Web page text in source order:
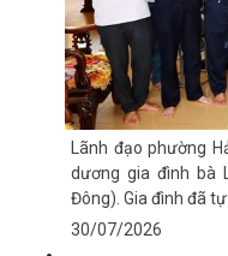
Lãnh đạo phường
dương gia đình bà
Đông). Gia đình đã tự
30/07/2026